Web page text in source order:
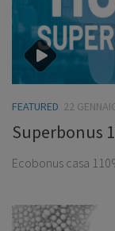
FEATURED 22
Superbonus
Ecobonus casa